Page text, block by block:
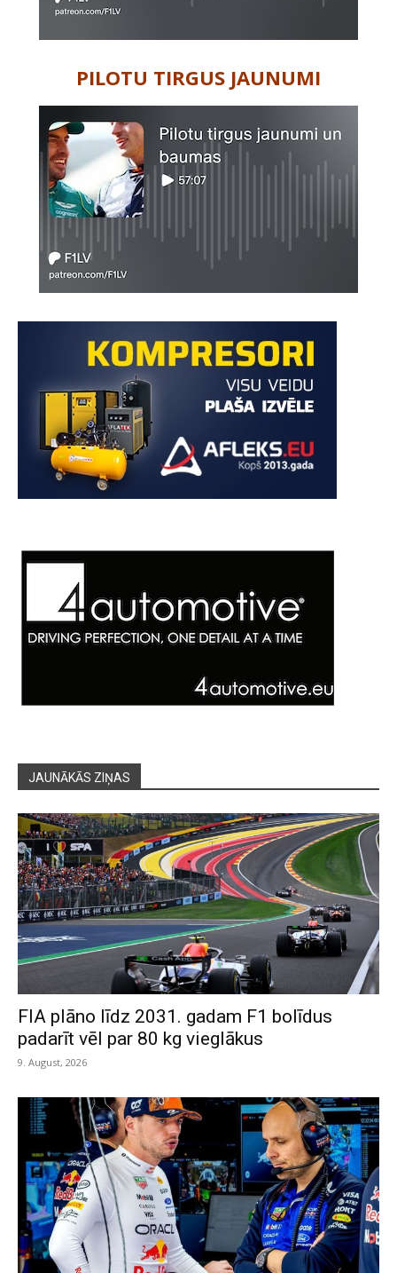
PILOTU TIRGUS JAUNUMI
JAUNĀKĀS ZIŅAS
FIA plāno līdz 2031. gadam F1 bolīdus
padarīt vēl par 80 kg vieglākus
9. August, 2026